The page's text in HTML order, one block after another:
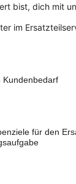
bist, dich
im
Kundenbedarf
für den